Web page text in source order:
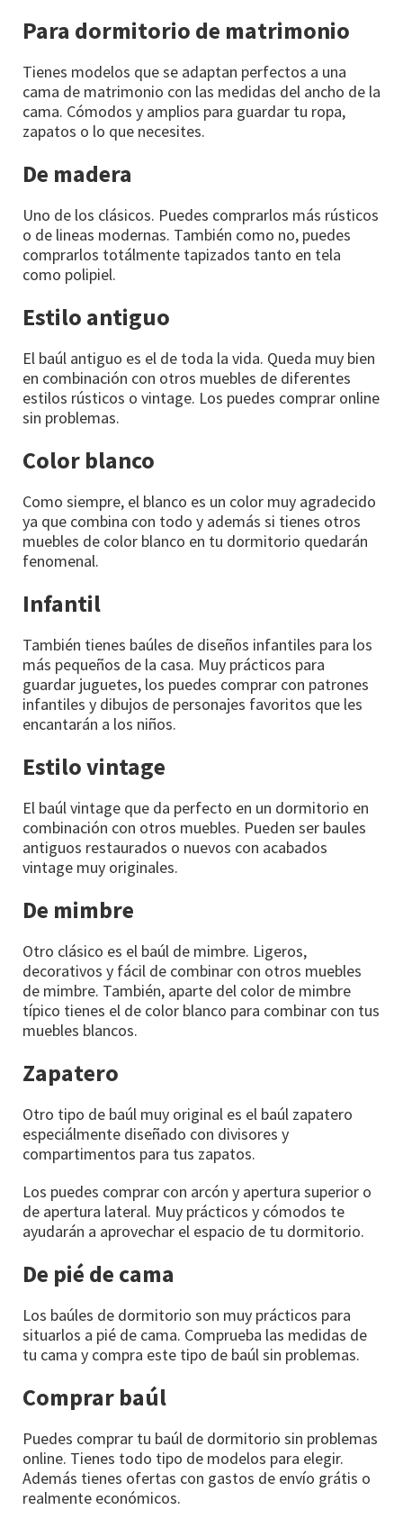
Para dormitorio de matrimonio
Tienes modelos que se adaptan perfectos a una
cama de matrimonio con las medidas del ancho de la
cama. Cómodos y amplios para guardar tu ropa,
zapatos o lo que necesites.
De madera
Uno de los clásicos. Puedes comprarlos más rústicos
o de lineas modernas. También como no, puedes
comprarlos totálmente tapizados tanto en tela
como polipiel.
Estilo antiguo
El baúl antiguo es el de toda la vida. Queda muy bien
en combinación con otros muebles de diferentes
estilos rústicos o vintage. Los puedes comprar online
sin problemas.
Color blanco
Como siempre, el blanco es un color muy agradecido
ya que combina con todo y además si tienes otros
muebles de color blanco en tu dormitorio quedarán
fenomenal.
Infantil
También tienes baúles de diseños infantiles para los
más pequeños de la casa. Muy prácticos para
guardar juguetes, los puedes comprar con patrones
infantiles y dibujos de personajes favoritos que les
encantarán a los niños.
Estilo vintage
El baúl vintage que da perfecto en un dormitorio en
combinación con otros muebles. Pueden ser baules
antiguos restaurados o nuevos con acabados
vintage muy originales.
De mimbre
Otro clásico es el baúl de mimbre. Ligeros,
decorativos y fácil de combinar con otros muebles
de mimbre. También, aparte del color de mimbre
típico tienes el de color blanco para combinar con tus
muebles blancos.
Zapatero
Otro tipo de baúl muy original es el baúl zapatero
especiálmente diseñado con divisores y
compartimentos para tus zapatos.
Los puedes comprar con arcón y apertura superior o
de apertura lateral. Muy prácticos y cómodos te
ayudarán a aprovechar el espacio de tu dormitorio.
De pié de cama
Los baúles de dormitorio son muy prácticos para
situarlos a pié de cama. Comprueba las medidas de
tu cama y compra este tipo de baúl sin problemas.
Comprar baúl
Puedes comprar tu baúl de dormitorio sin problemas
online. Tienes todo tipo de modelos para elegir.
Además tienes ofertas con gastos de envío grátis o
realmente económicos.